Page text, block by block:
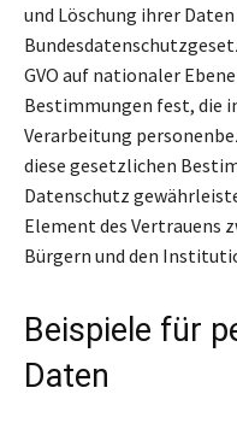
und Löschung ihrer
GVO auf nationaler
Bestimmungen fest, die
Verarbeitung
diese gesetzlichen
Datenschutz
Element des Vertrauens
Bürgern und den
Beispiele für
Daten